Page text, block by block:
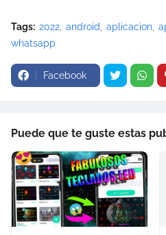
Tags: 2022 android aplicacion
whatsapp
Facebook
Puede que te guste estas